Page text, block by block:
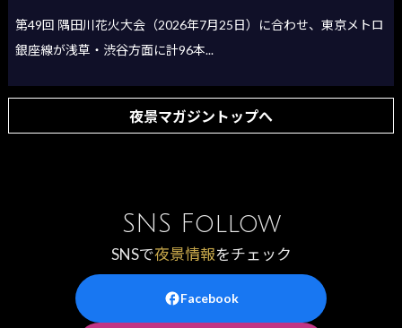
第49回 隅田川花火大会（2026年7月25日）に合わせ、東京メトロ
銀座線が浅草・渋谷方面に計96本...
夜景マガジントップへ
SNS Follow
SNSで夜景情報をチェック
Facebook